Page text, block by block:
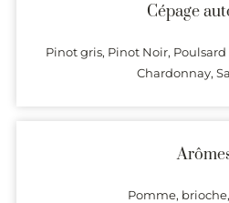
Cépage
Pinot gris, Pinot Noir, Poulsard
Chardonnay,
Pomme,